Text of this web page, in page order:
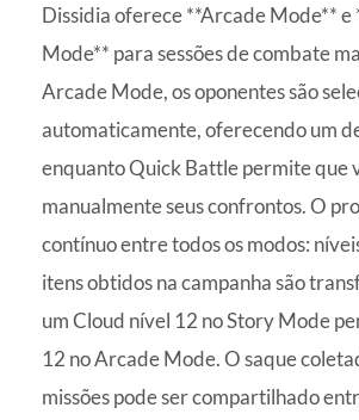
Dissidia oferece **Arcade Mode**
Mode** para sessões de combate
Arcade Mode, os oponentes são
automaticamente, oferecendo um
enquanto Quick Battle permite que
manualmente seus confrontos. O
contínuo entre todos os modos:
itens obtidos na campanha são
um Cloud nível 12 no Story Mode
12 no Arcade Mode. O saque
missões pode ser compartilhado